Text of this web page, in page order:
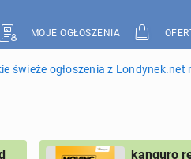
MOJE OGŁOSZENIA
świeże ogłoszenia z Londynek.net
kanguro